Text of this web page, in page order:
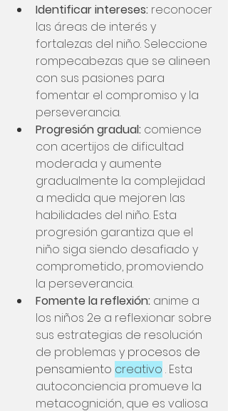
Identificar intereses: reconocer
las áreas de interés y
fortalezas del niño. Seleccione
rompecabezas que se alineen
con sus pasiones para
fomentar el compromiso y la
perseverancia.
Progresión gradual: comience
con acertijos de dificultad
moderada y aumente
gradualmente la complejidad
a medida que mejoren las
habilidades del niño. Esta
progresión garantiza que el
niño siga siendo desafiado y
comprometido, promoviendo
la perseverancia.
Fomente la reflexión: anime a
los niños 2e a reflexionar sobre
sus estrategias de resolución
de problemas y procesos de
pensamiento creativo . Esta
autoconciencia promueve la
metacognición, que es valiosa